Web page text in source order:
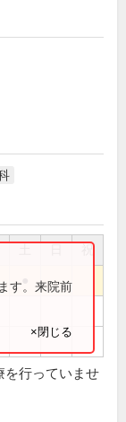
祝
す。来院前
×閉じる
行っていませ